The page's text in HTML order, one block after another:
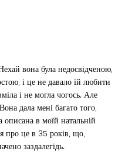
вона була недосвідченою,
і це не давало їй любити
і не могла чогось. Але
дала мені багато того,
в моїй натальній
про це в 35 років, що,
заздалегідь.